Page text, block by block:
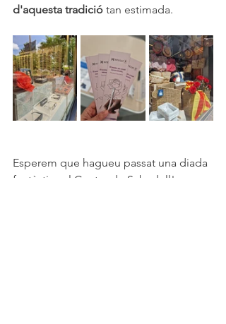
d'aquesta tradició tan estimada.
Esperem que hagueu passat una diada
fantàstica al Centre de Sabadell!